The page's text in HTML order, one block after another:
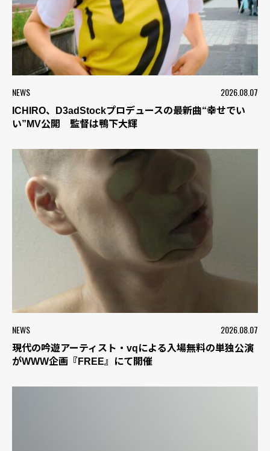
NEWS 2026.08.07
ICHIRO、D3adStockプロデュースの最新曲“幸せでい
い”MV公開 監督は鴨下大輝
NEWS 2026.08.07
現代の吟遊アーティスト・vqによる入場無料の単独公演
がWWW企画『FREE』にて開催